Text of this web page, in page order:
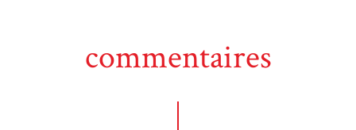
commentaires